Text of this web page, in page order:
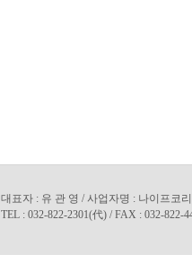
대표자 : 유 관 영 / 사업자명 : 나이프코
TEL : 032-822-2301(代) / FAX : 032-822-